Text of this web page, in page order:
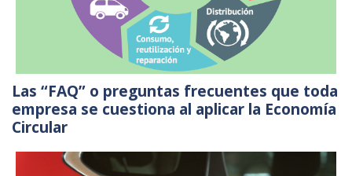
Las “FAQ” o preguntas frecuentes que toda
empresa se cuestiona al aplicar la Economía
Circular